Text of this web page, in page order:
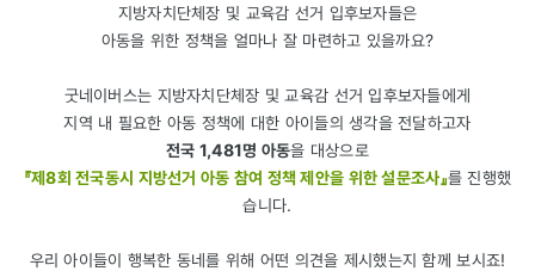
지방자치단체장 및 교육감 선거 입후보자들은
아동을 위한 정책을 얼마나 잘 마련하고 있을까요?
굿네이버스는 지방자치단체장 및 교육감 선거 입후보자들에게
지역 내 필요한 아동 정책에 대한 아이들의 생각을 전달하고자
전국 1,481명 아동을 대상으로
『제8회 전국동시 지방선거 아동 참여 정책 제안을 위한 설문조사』를 진행했
습니다.
우리 아이들이 행복한 동네를 위해 어떤 의견을 제시했는지 함께 보시죠!